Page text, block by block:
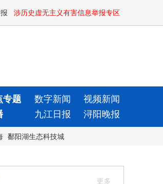
涉历史虚无主义有害信息举报专区
专题 数字新闻
视频新闻
九江日报 浔阳晚报
鄱阳湖生态科技城